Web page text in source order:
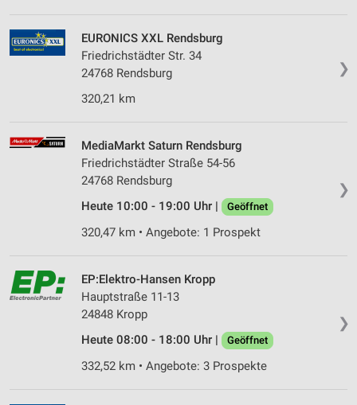
❯
EURONICS XXL Rendsburg
Friedrichstädter Str. 34
24768 Rendsburg
320,21 km
❯
MediaMarkt Saturn Rendsburg
Friedrichstädter Straße 54-56
24768 Rendsburg
Heute 10:00 - 19:00 Uhr |
Geöffnet
320,47 km • Angebote: 1 Prospekt
❯
EP:Elektro-Hansen Kropp
Hauptstraße 11-13
24848 Kropp
Heute 08:00 - 18:00 Uhr |
Geöffnet
332,52 km • Angebote: 3 Prospekte